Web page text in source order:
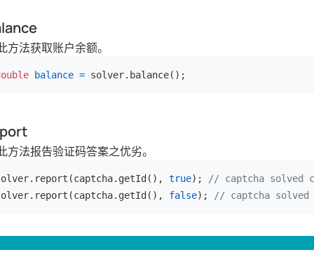
方法获取账户余额。
balance = solver.balance();
方法报告验证码答案之优劣。
true);
// captcha solved
false); // captcha